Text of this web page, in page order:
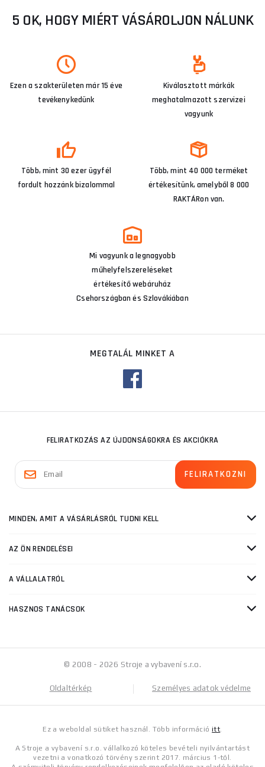
5 OK, HOGY MIÉRT VÁSÁROLJON NÁLUNK
Ezen a szakterületen már 15 éve
tevékenykedünk
Kiválasztott márkák
meghatalmazott szervizei
vagyunk
Több, mint 30 ezer ügyfél
fordult hozzánk bizalommal
Több, mint 40 000 terméket
értékesítünk, amelyből 8 000
RAKTÁRon van.
Mi vagyunk a legnagyobb
műhelyfelszereléseket
értékesítő webáruház
Csehországban és Szlovákiában
MEGTALÁL MINKET A
FELIRATKOZÁS AZ ÚJDONSÁGOKRA ÉS AKCIÓKRA
MINDEN, AMIT A VÁSÁRLÁSRÓL TUDNI KELL
AZ ÖN RENDELÉSEI
A VÁLLALATRÓL
HASZNOS TANÁCSOK
© 2008 - 2026 Stroje a vybavení s.r.o.
Oldaltérkép Személyes adatok védelme
Ez a weboldal sütiket használ. Több információitt.
A Stroje a vybavení s.r.o. vállalkozó köteles bevételi nyilvántartást
vezetni a vonatkozó törvény szerint 2017. március 1-től.